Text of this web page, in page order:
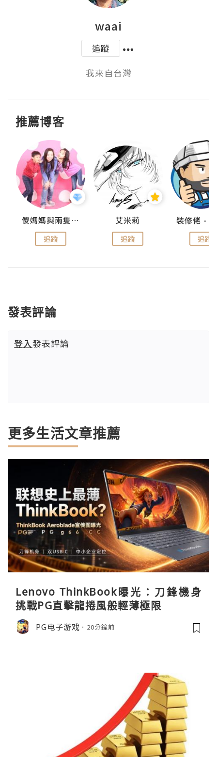
waai
追蹤
我來自台灣
推薦博客
儍媽媽與兩隻小魔怪之家
追蹤
艾米莉
追蹤 追蹤
發表評論
登入發表評論
更多生活文章推薦
Lenovo ThinkBook曝光：刀鋒機身
挑戰PG直擊龍捲風般輕薄極限
PG电子游戏 20分鐘前